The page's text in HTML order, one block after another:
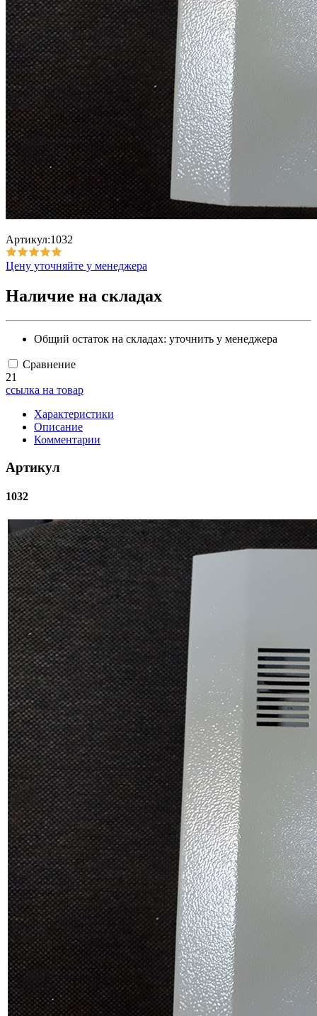
Артикул:1032
Цену уточняйте у менеджера
Наличие на складах
Общий остаток на складах: уточнить у менеджера
Сравнение
21
ссылка на товар
Характеристики
Описание
Комментарии
Артикул
1032